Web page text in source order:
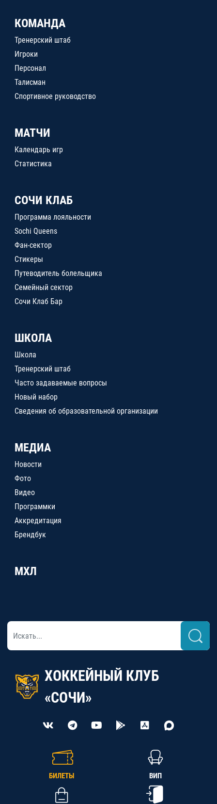
КОМАНДА
Тренерский штаб
Игроки
Персонал
Талисман
Спортивное руководство
МАТЧИ
Календарь игр
Статистика
СОЧИ КЛАБ
Программа лояльности
Sochi Queens
Фан-сектор
Стикеры
Путеводитель болельщика
Семейный сектор
Сочи Клаб Бар
ШКОЛА
Школа
Тренерский штаб
Часто задаваемые вопросы
Новый набор
Сведения об образовательной организации
МЕДИА
Новости
Фото
Видео
Программки
Аккредитация
Брендбук
МХЛ
ХОККЕЙНЫЙ КЛУБ
«СОЧИ»
БИЛЕТЫ ВИП